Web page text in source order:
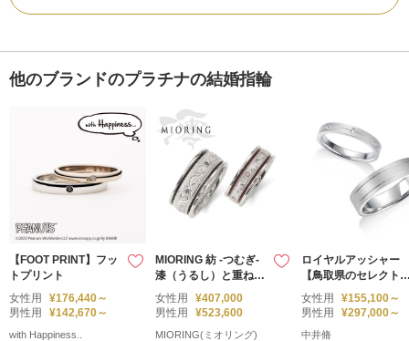
他のブランドのプラチナの結婚指輪
【FOOT PRINT】フッ
トプリント
女性用
¥176,440～
男性用
¥142,670～
with Happiness..
MIORING 紡 -つむぎ-
漆（うるし）と重ね彫
り彫刻が華やかな鍛造
結婚指輪
女性用
¥407,000
男性用
¥523,600
MIORING(ミオリング)
ロイヤルアッシャー
【鳥取県のセレクト
ョップ】
女性用
¥155,100～
男性用
¥297,000～
中井脩